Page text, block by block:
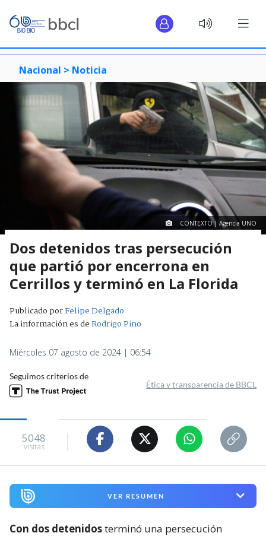
Nacional > Noticia
CONTEXTO | Agencia UNO
Dos detenidos tras persecución
que partió por encerrona en
Cerrillos y terminó en La Florida
Publicado porFelipe Delgado
La información es deRodrigo Pino
Miércoles 07 agosto de 2024 | 06:54
Seguimos criterios de
Ética y transparencia de BBCL
5048
visitas
VER RESUMEN
Con dos detenidosterminó una persecución